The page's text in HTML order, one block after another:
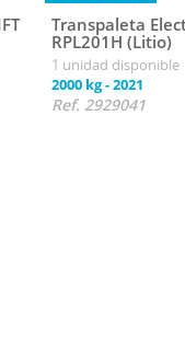
Transpaleta
RPL201H (Litio)
1 unidad disponible
2000 kg-2021
Ref. 2929041